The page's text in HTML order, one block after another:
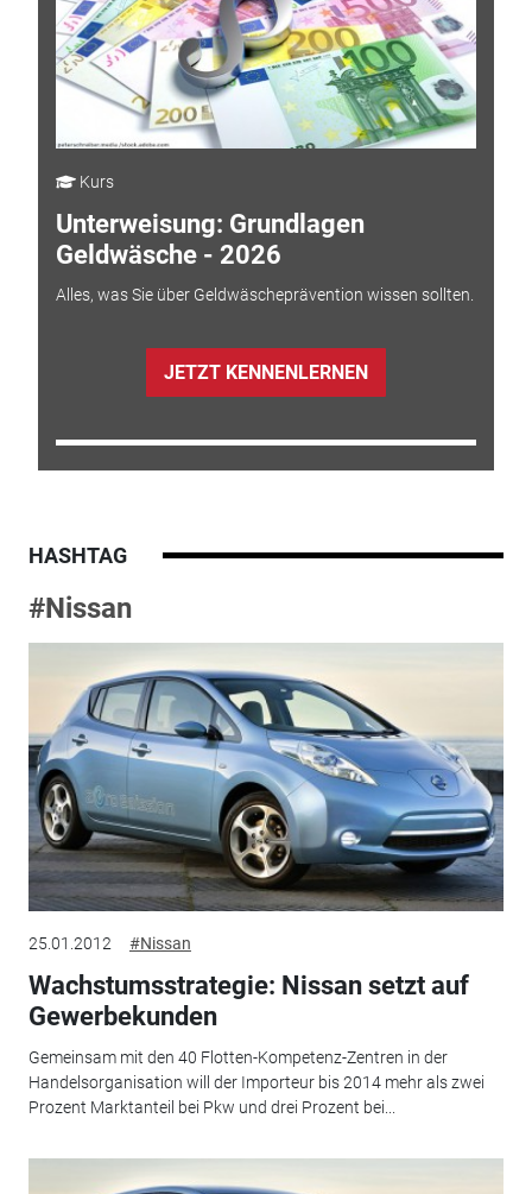
Kurs
Unterweisung: Grundlagen
Geldwäsche - 2026
Alles, was Sie über Geldwäscheprävention wissen sollten.
JETZT KENNENLERNEN
HASHTAG
#Nissan
25.01.2012 #Nissan
Wachstumsstrategie: Nissan setzt auf
Gewerbekunden
Gemeinsam mit den 40 Flotten-Kompetenz-Zentren in der
Handelsorganisation will der Importeur bis 2014 mehr als zwei
Prozent Marktanteil bei Pkw und drei Prozent bei...